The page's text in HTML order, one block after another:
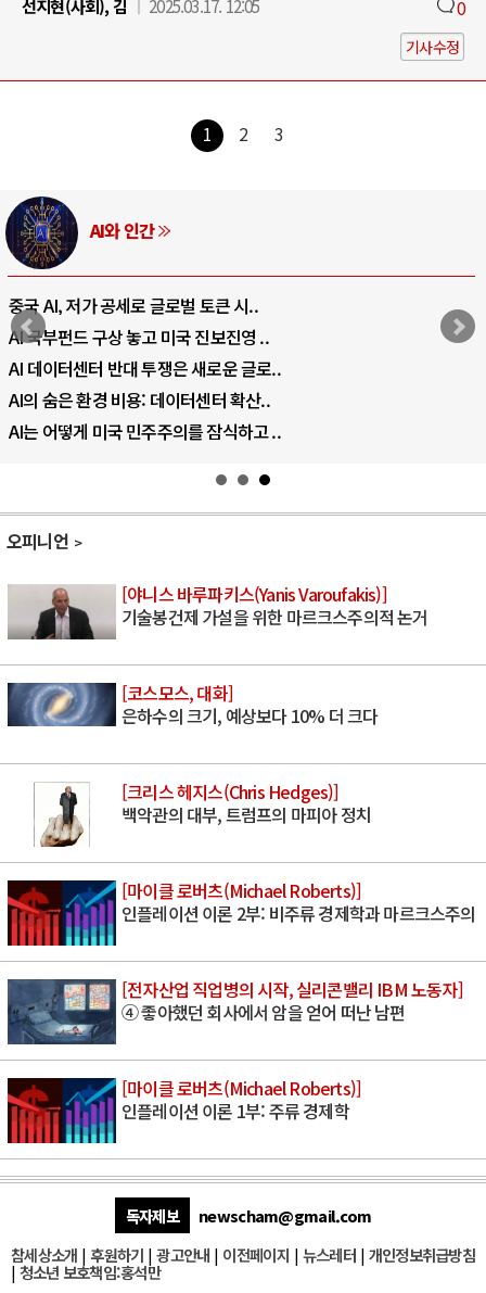
선지현(사회), 김
2025.03.17. 12:05 0
기사수정
1 2 3
AI와 인간
중국 AI, 저가 공세로 글로벌 토큰 시..
AI 국부펀드 구상 놓고 미국 진보진영 ..
AI 데이터센터 반대 투쟁은 새로운 글로..
AI의 숨은 환경 비용: 데이터센터 확산..
AI는 어떻게 미국 민주주의를 잠식하고 ..
오피니언
[야니스 바루파키스(Yanis Varoufakis)]
기술봉건제 가설을 위한 마르크스주의적 논거
[코스모스, 대화]
은하수의 크기, 예상보다 10% 더 크다
[크리스 헤지스(Chris Hedges)]
백악관의 대부, 트럼프의 마피아 정치
[마이클 로버츠(Michael Roberts)]
인플레이션 이론 2부: 비주류 경제학과 마르크스주의
[전자산업 직업병의 시작, 실리콘밸리 IBM 노동자]
④ 좋아했던 회사에서 암을 얻어 떠난 남편
[마이클 로버츠(Michael Roberts)]
인플레이션 이론 1부: 주류 경제학
독자제보
newscham@gmail.com
참세상소개 | 후원하기 |광고안내 | 이전페이지 | 뉴스레터| 개인정보취급방침
| 청소년 보호책임:홍석만